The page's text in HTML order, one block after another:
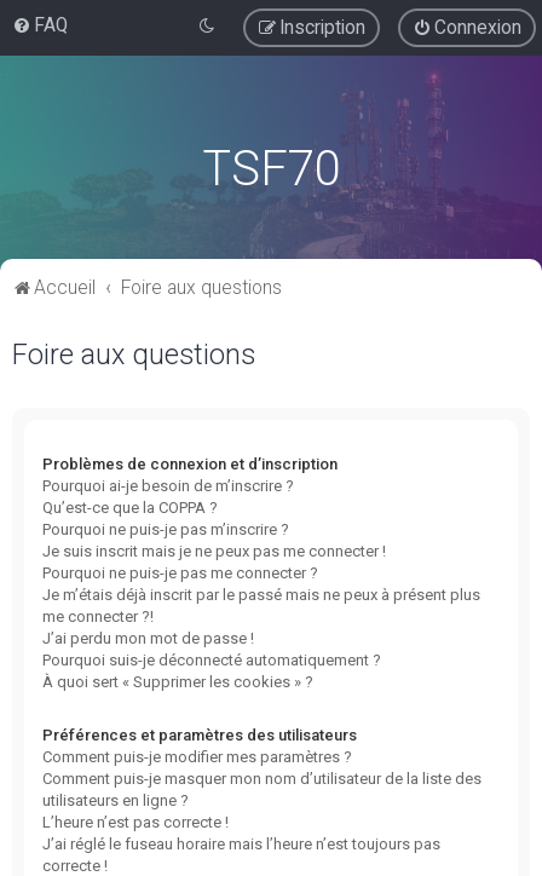
FAQ Connexion
Inscription
TSF70
Accueil Foire aux questions
Foire aux questions
Problèmes de connexion et d’inscription
Pourquoi ai-je besoin de m’inscrire ?
Qu’est-ce que la COPPA ?
Pourquoi ne puis-je pas m’inscrire ?
Je suis inscrit mais je ne peux pas me connecter !
Pourquoi ne puis-je pas me connecter ?
Je m’étais déjà inscrit par le passé mais ne peux à présent plus
me connecter ?!
J’ai perdu mon mot de passe !
Pourquoi suis-je déconnecté automatiquement ?
À quoi sert « Supprimer les cookies » ?
Préférences et paramètres des utilisateurs
Comment puis-je modifier mes paramètres ?
Comment puis-je masquer mon nom d’utilisateur de la liste des
utilisateurs en ligne ?
L’heure n’est pas correcte !
J’ai réglé le fuseau horaire mais l’heure n’est toujours pas
correcte !